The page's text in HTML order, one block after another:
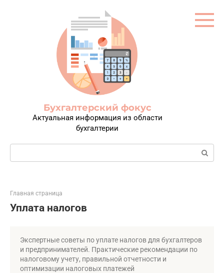
Бухгалтерский фокус
Актуальная информация из области
бухгалтерии
Поиск:
Главная страница
Уплата налогов
Экспертные советы по уплате налогов для бухгалтеров
и предпринимателей. Практические рекомендации по
налоговому учету, правильной отчетности и
оптимизации налоговых платежей